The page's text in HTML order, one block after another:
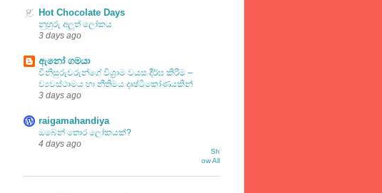
Hot Chocolate Days
නුහුරු අලුත් ලෝකය
3 days ago
ඇනෝ ගමයා
විනිසුරුවරුන්ගේ විශ්‍රාම වයස දීර්ඝ කිරීම –
ව්‍යවස්ථාමය හා නීතිමය දෘෂ්ටිකෝණයකින්
3 days ago
raigamahandiya
ඔබෙන් තොර ලෝකයක්?
4 days ago
Sh
ow All